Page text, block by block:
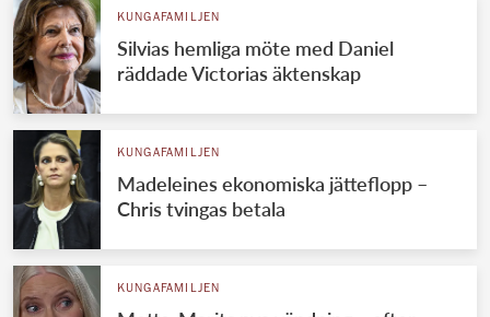
KUNGAFAMILJEN
Silvias hemliga möte med Daniel
räddade Victorias äktenskap
KUNGAFAMILJEN
Madeleines ekonomiska jätteflopp –
Chris tvingas betala
KUNGAFAMILJEN